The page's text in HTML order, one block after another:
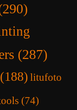
(287)
(188) litufoto
(74)